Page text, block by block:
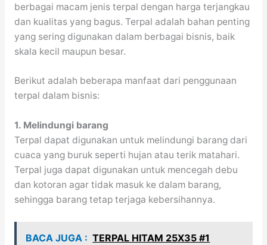
berbagai macam jenis terpal dengan harga terjangkau
dan kualitas yang bagus. Terpal adalah bahan penting
yang sering digunakan dalam berbagai bisnis, baik
skala kecil maupun besar.
Berikut adalah beberapa manfaat dari penggunaan
terpal dalam bisnis:
1. Melindungi barang
Terpal dapat digunakan untuk melindungi barang dari
cuaca yang buruk seperti hujan atau terik matahari.
Terpal juga dapat digunakan untuk mencegah debu
dan kotoran agar tidak masuk ke dalam barang,
sehingga barang tetap terjaga kebersihannya.
BACA JUGA : TERPAL HITAM 25X35 #1